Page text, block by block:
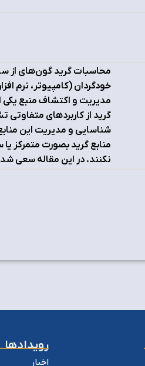
محاسبات گرید گون‌های از
خودگردان (کامپیوتر، نرم
مدیریت و اکتشاف منبع
گرید از کاربردهای
شناسایی و مدیریت این
منابع گرید بصورت متمرکز
نکنند. در این مقاله سعی
رویدادها
اخبار